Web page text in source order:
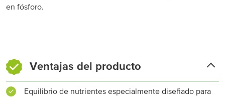
en fósforo.
Ventajas del producto
Equilibrio de nutrientes especialmente diseñado para